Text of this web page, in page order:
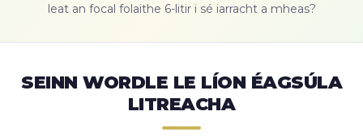
leat an focal folaithe 6-litir i sé iarracht a mheas?
SEINN WORDLE LE LÍON ÉAGSÚLA
LITREACHA